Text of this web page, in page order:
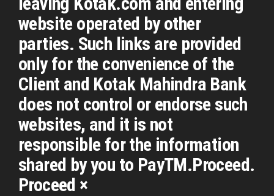
website operated by other
parties. Such links are provided
only for the convenience of the
Client and Kotak Mahindra Bank
does not control or endorse such
websites, and it is not
responsible for the information
shared by you to PayTM.Proceed.
Proceed ×